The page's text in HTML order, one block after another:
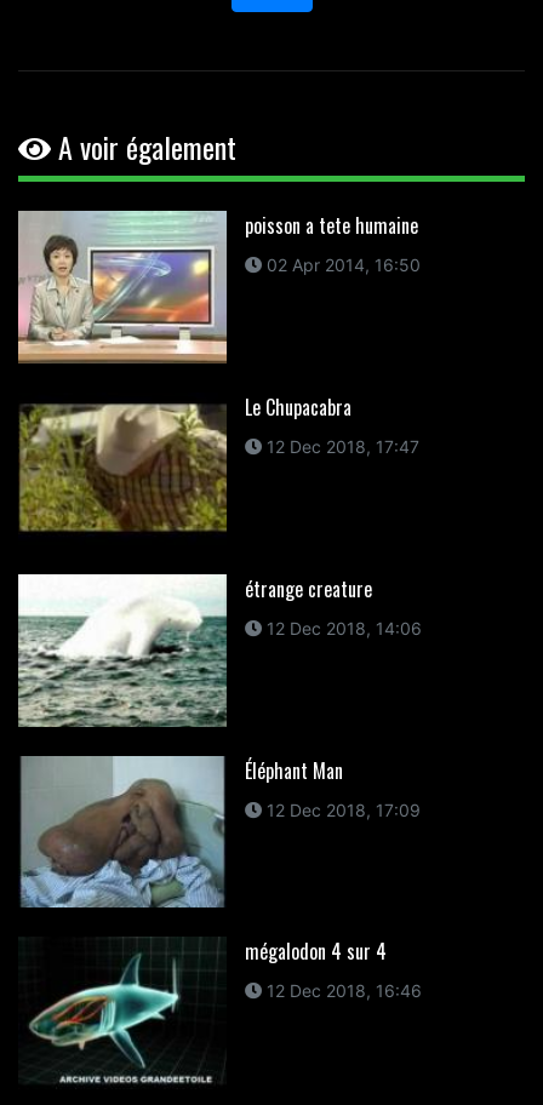
A voir également
poisson a tete humaine
02 Apr 2014, 16:50
Le Chupacabra
12 Dec 2018, 17:47
étrange creature
12 Dec 2018, 14:06
Éléphant Man
12 Dec 2018, 17:09
mégalodon 4 sur 4
12 Dec 2018, 16:46